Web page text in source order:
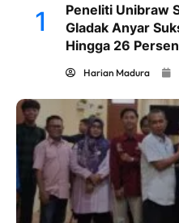
1
Peneliti Unibraw
Gladak Anyar
Hingga 26 Persen
Harian Madura